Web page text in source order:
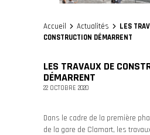
Accueil Actualités
LES
CONSTRUCTION DÉMARRENT
LES TRAVAUX DE
DÉMARRENT
22 OCTOBRE 2020
Dans le cadre de la première
de la gare de Clamart, les